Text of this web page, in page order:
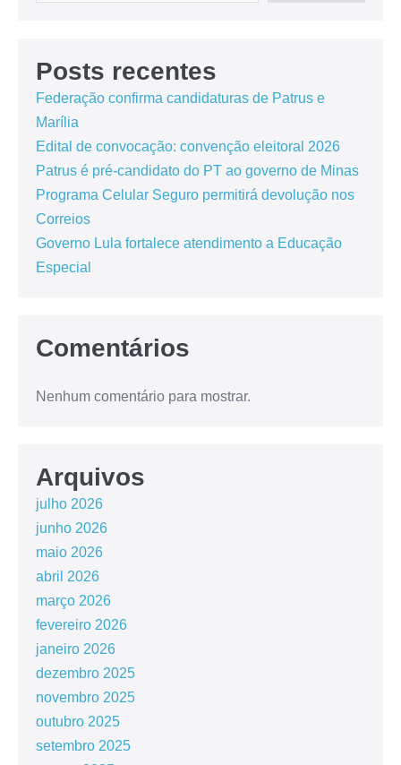
Posts recentes
Federação confirma candidaturas de Patrus e
Marília
Edital de convocação: convenção eleitoral 2026
Patrus é pré-candidato do PT ao governo de Minas
Programa Celular Seguro permitirá devolução nos
Correios
Governo Lula fortalece atendimento a Educação
Especial
Comentários
Nenhum comentário para mostrar.
Arquivos
julho 2026
junho 2026
maio 2026
abril 2026
março 2026
fevereiro 2026
janeiro 2026
dezembro 2025
novembro 2025
outubro 2025
setembro 2025